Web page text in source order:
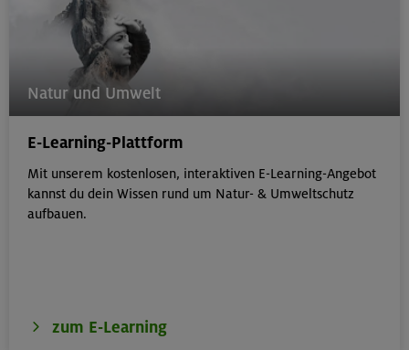
Natur und Umwelt
E-Learning-Plattform
Mit unserem kostenlosen, interaktiven E-Learning-Angebot
kannst du dein Wissen rund um Natur- & Umweltschutz
aufbauen.
zum E-Learning